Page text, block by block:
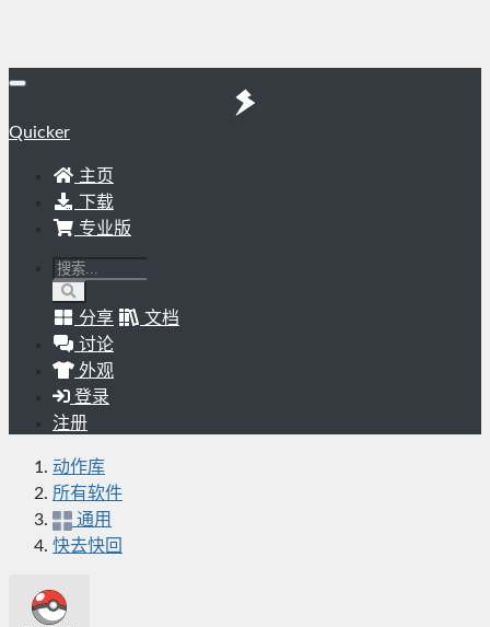
Quicker
主页
下载
专业版
分享
文档
讨论
外观
登录
注册
动作库
所有软件
通用
快去快回